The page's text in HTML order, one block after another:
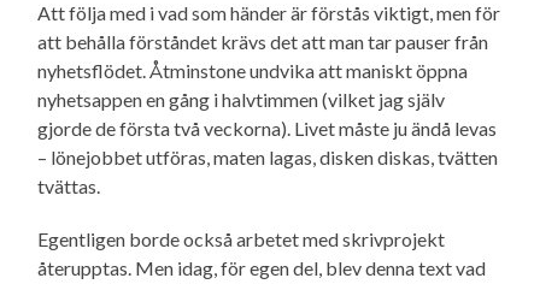
Att följa med i vad som händer är förstås viktigt, men för
att behålla förståndet krävs det att man tar pauser från
nyhets­flödet. Åtminstone undvika att maniskt öppna
nyhetsappen en gång i halvtimmen (vilket jag själv
gjorde de första två veckorna). Livet måste ju ändå levas
– lönejobbet utföras, maten lagas, disken diskas, tvätten
tvättas.
Egentligen borde också arbetet med skrivprojekt
återupptas. Men idag, för egen del, blev denna text vad